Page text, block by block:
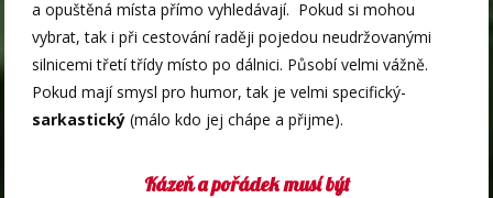
a opuštěná místa přímo vyhledávají. Pokud si mohou
vybrat, tak i při cestování raději pojedou neudržovanými
silnicemi třetí třídy místo po dálnici. Působí velmi vážně.
Pokud mají smysl pro humor, tak je velmi specifický-
sarkastický (málo kdo jej chápe a přijme).
Kázeň a pořádek musí být